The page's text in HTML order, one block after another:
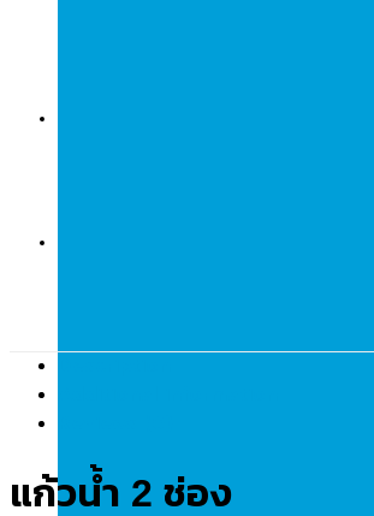
แก้วน้ำ 2 ช่อง